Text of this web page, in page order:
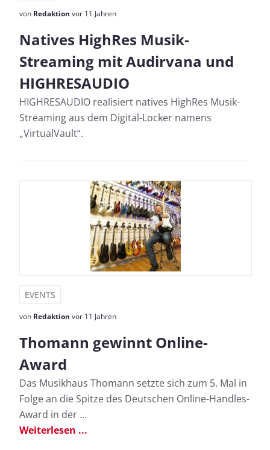
von Redaktion vor 11 Jahren
Natives HighRes Musik-
Streaming mit Audirvana und
HIGHRESAUDIO
HIGHRESAUDIO realisiert natives HighRes Musik-
Streaming aus dem Digital-Locker namens
„VirtualVault“.
EVENTS
von Redaktion vor 11 Jahren
Thomann gewinnt Online-
Award
Das Musikhaus Thomann setzte sich zum 5. Mal in
Folge an die Spitze des Deutschen Online-Handles-
Award in der ...
Weiterlesen ...